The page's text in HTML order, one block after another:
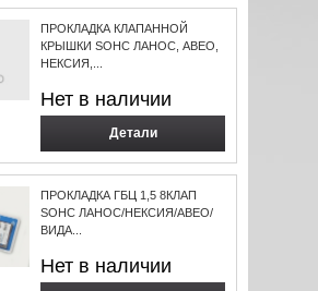
ПРОКЛАДКА КЛАПАННОЙ
КРЫШКИ SOHC ЛАНОС, АВЕО,
НЕКСИЯ,...
Нет в наличии
Детали
ПРОКЛАДКА ГБЦ 1,5 8КЛАП
SOHC ЛАНОС/НЕКСИЯ/АВЕО/
ВИДА...
Нет в наличии